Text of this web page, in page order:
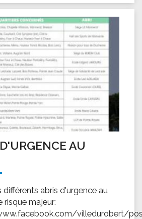
AU
différents abris d'urgence au
risque majeur:
villedurobert/